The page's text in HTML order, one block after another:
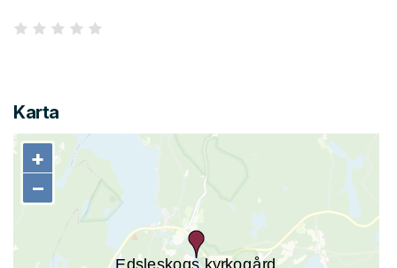
Karta
+
−
+
−